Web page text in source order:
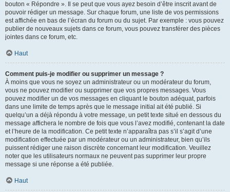
bouton « Répondre ». Il se peut que vous ayez besoin d’être inscrit avant de
pouvoir rédiger un message. Sur chaque forum, une liste de vos permissions
est affichée en bas de l’écran du forum ou du sujet. Par exemple : vous pouvez
publier de nouveaux sujets dans ce forum, vous pouvez transférer des pièces
jointes dans ce forum, etc.
Haut
Comment puis-je modifier ou supprimer un message ?
À moins que vous ne soyez un administrateur ou un modérateur du forum,
vous ne pouvez modifier ou supprimer que vos propres messages. Vous
pouvez modifier un de vos messages en cliquant le bouton adéquat, parfois
dans une limite de temps après que le message initial ait été publié. Si
quelqu’un a déjà répondu à votre message, un petit texte situé en dessous du
message affichera le nombre de fois que vous l’avez modifié, contenant la date
et l’heure de la modification. Ce petit texte n’apparaîtra pas s’il s’agit d’une
modification effectuée par un modérateur ou un administrateur, bien qu’ils
puissent rédiger une raison discrète concernant leur modification. Veuillez
noter que les utilisateurs normaux ne peuvent pas supprimer leur propre
message si une réponse a été publiée.
Haut